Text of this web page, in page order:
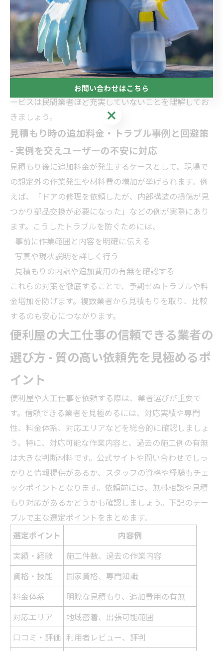
で、家具の修理やちょっとした
リフォームなどに人気で
す。例えば、1時間あたり1,000～1,500円程度の作業料
が一般的です。ただし、作業内容によっては対応できな
い場合や、専門技術が必要な工事は引き受け不可となる
ケースもあります。事前の相談と依頼内容の明確化が重
要です。費用面では安価ですが、作業保証やアフターサ
ービスは民間業者ほど充実していないことを理解してお
きましょう。
見積もり時の追加料金・トラブル事例と回避策
- 実例を交えユーザーの不安に対応
見積もり後に追加料金が発生するケースとして、現場で
の想定外の作業発生や材料費の増加が挙げられます。例
えば、「ドアの修理を依頼したが、内部構造の損傷が見
つかり部品交換が必要になった」などの例が実際にあり
ます。こうしたトラブルを防ぐためには、
事前に作業範囲と内容を明確に伝える
写真や現状説明を詳しく行う
見積もりの内訳や追加費用の有無を確認する
これらの対策を徹底することで、予期せぬトラブルや料
金増加を防げます。複数業者から見積もりを取り、比較
するのも安心につながります。
便利屋の大工仕事の信頼できる業者の
選び方 - 質の高い依頼先を見極めるポ
イント
便利屋や大工仕事を依頼する際は、 業者選びが重要で
す。信頼できる業者を見極めるには、対応実績や専門
性、料金体系、対応エリアなどを総合的に確認しましょ
う。特に、対応可能な作業内容と、過去の施工例の有無
は大きな判断材料です。公式サイトや問い合わせでしっ
かりと情報提供があるか、スタッフの資格や経験もチェ
ックポイントとなります。依頼前には、無料相談や見積
もり対応があるかどうかも確認しましょう。下記のテー
ブルで主な選定ポイントをまとめます。
選定ポイント
内容例
実績・経験
施工件数、過去の作業内容
資格・技能
国家資格、専門知識
料金体系
明瞭な見積もり、追加費用の有無
対応エリア
地域密着、出張可能範囲
口コミ・評価 利用者レビュー、評判
お問い合わせはこちら
お問い合わせはこちら